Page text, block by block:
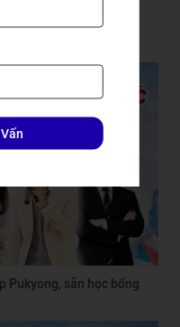
Pukyong, săn học bổng